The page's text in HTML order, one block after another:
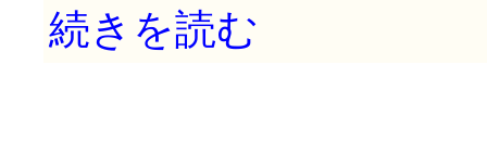
続きを読む